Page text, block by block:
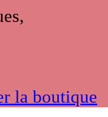
la boutique